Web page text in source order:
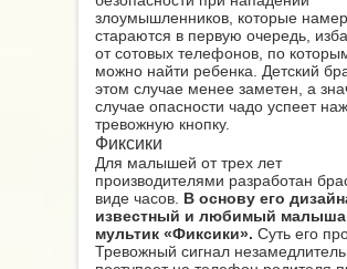
злоумышленников, которые
стараются в первую очередь,
от сотовых телефонов, по
можно найти ребенка. Детский
этом случае менее заметен, а
случае опасности чадо успеет
тревожную кнопку.
Фиксики
Для малышей от трех лет
производителями разработан
виде часов. В основу его
известный и любимый
мультик «Фиксики». Суть его
Тревожный сигнал